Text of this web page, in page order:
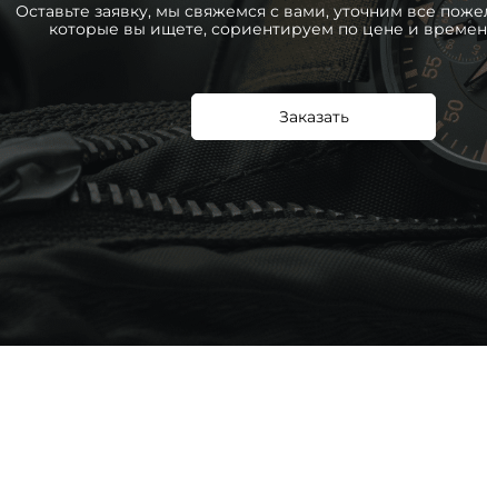
Оставьте заявку, мы свяжемся с вами, уточним все
которые вы ищете, сориентируем по цене и
Заказать